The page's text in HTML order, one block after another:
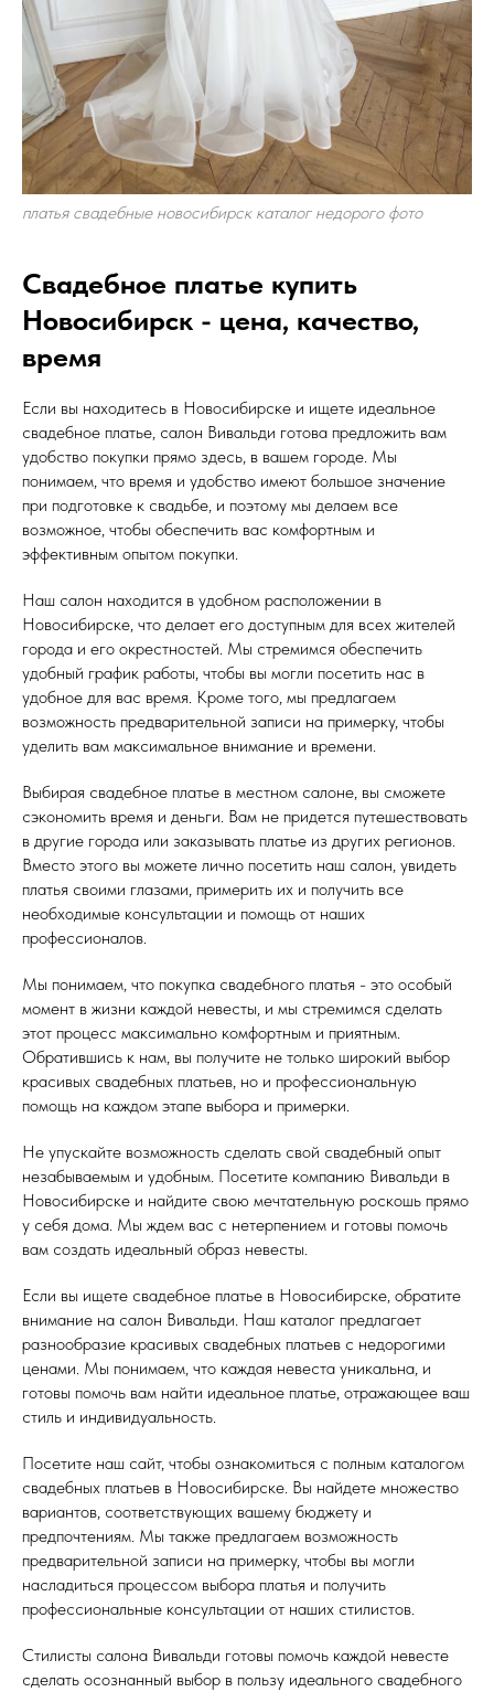
платья свадебные новосибирск каталог недорого фото
Свадебное платье купить
Новосибирск - цена, качество,
время
Если вы находитесь в Новосибирске и ищете идеальное
свадебное платье, салон Вивальди готова предложить вам
удобство покупки прямо здесь, в вашем городе. Мы
понимаем, что время и удобство имеют большое значение
при подготовке к свадьбе, и поэтому мы делаем все
возможное, чтобы обеспечить вас комфортным и
эффективным опытом покупки.
Наш салон находится в удобном расположении в
Новосибирске, что делает его доступным для всех жителей
города и его окрестностей. Мы стремимся обеспечить
удобный график работы, чтобы вы могли посетить нас в
удобное для вас время. Кроме того, мы предлагаем
возможность предварительной записи на примерку, чтобы
уделить вам максимальное внимание и времени.
Выбирая свадебное платье в местном салоне, вы сможете
сэкономить время и деньги. Вам не придется путешествовать
в другие города или заказывать платье из других регионов.
Вместо этого вы можете лично посетить наш салон, увидеть
платья своими глазами, примерить их и получить все
необходимые консультации и помощь от наших
профессионалов.
Мы понимаем, что покупка свадебного платья - это особый
момент в жизни каждой невесты, и мы стремимся сделать
этот процесс максимально комфортным и приятным.
Обратившись к нам, вы получите не только широкий выбор
красивых свадебных платьев, но и профессиональную
помощь на каждом этапе выбора и примерки.
Не упускайте возможность сделать свой свадебный опыт
незабываемым и удобным. Посетите компанию Вивальди в
Новосибирске и найдите свою мечтательную роскошь прямо
у себя дома. Мы ждем вас с нетерпением и готовы помочь
вам создать идеальный образ невесты.
Если вы ищете свадебное платье в Новосибирске, обратите
внимание на салон Вивальди. Наш каталог предлагает
разнообразие красивых свадебных платьев с недорогими
ценами. Мы понимаем, что каждая невеста уникальна, и
готовы помочь вам найти идеальное платье, отражающее ваш
стиль и индивидуальность.
Посетите наш сайт, чтобы ознакомиться с полным каталогом
свадебных платьев в Новосибирске. Вы найдете множество
вариантов, соответствующих вашему бюджету и
предпочтениям. Мы также предлагаем возможность
предварительной записи на примерку, чтобы вы могли
насладиться процессом выбора платья и получить
профессиональные консультации от наших стилистов.
Стилисты салона Вивальди готовы помочь каждой невесте
сделать осознанный выбор в пользу идеального свадебного